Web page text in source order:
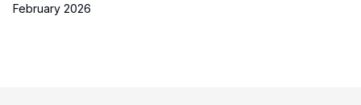
February 2026